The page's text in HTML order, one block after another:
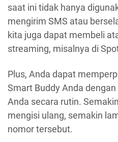
saat ini tidak hanya
mengirim SMS atau
kita juga dapat membeli
streaming, misalnya di
Plus, Anda dapat
Smart Buddy Anda
Anda secara rutin.
mengisi ulang, semakin
nomor tersebut.